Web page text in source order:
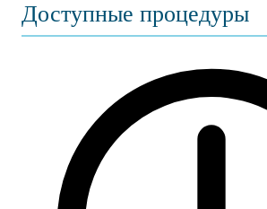
Доступные процедуры